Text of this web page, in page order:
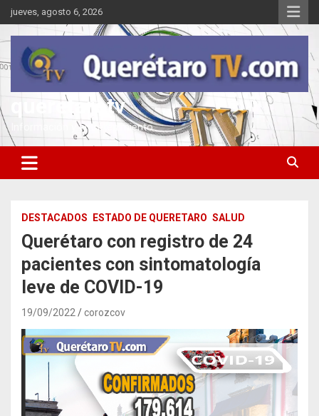
Saltar
al
contenido
jueves, agosto 6, 2026
queretarotv
Información y entretenimiento
DESTACADOS ESTADO DE QUERETARO SALUD
Querétaro con registro de 24
pacientes con sintomatología
leve de COVID-19
19/09/2022 corozcov